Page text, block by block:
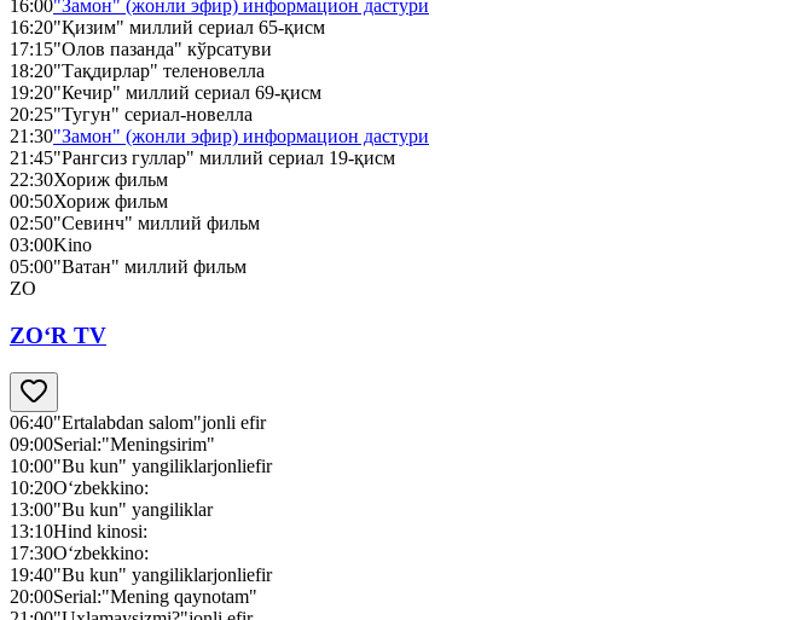
16:00"Замон" (жонли эфир) информацион дастури
16:20"Қизим" миллий сериал 65-қисм
17:15"Олов пазанда" кўрсатуви
18:20"Тақдирлар" теленовелла
19:20"Кечир" миллий сериал 69-қисм
20:25"Тугун" сериал-новелла
21:30"Замон" (жонли эфир) информацион дастури
21:45"Рангсиз гуллар" миллий сериал 19-қисм
22:30Хориж фильм
00:50Хориж фильм
02:50"Севинч" миллий фильм
03:00Kino
05:00"Ватан" миллий фильм
ZO
ZO‘R TV
06:40"Ertalabdan salom"jonli efir
09:00Serial:"Meningsirim"
10:00"Bu kun" yangiliklarjonliefir
10:20O‘zbekkino:
13:00"Bu kun" yangiliklar
13:10Hind kinosi:
17:30O‘zbekkino:
19:40"Bu kun" yangiliklarjonliefir
20:00Serial:"Mening qaynotam"